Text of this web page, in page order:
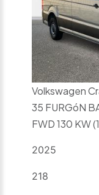
Volkswagen
35 FURGóN
FWD 130 KW
2025
218